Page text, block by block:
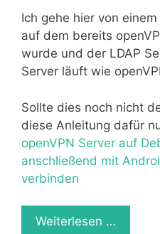
Ich gehe hier von
auf dem bereits
wurde und der LDAP
Server läuft wie
Sollte dies noch nicht
diese Anleitung dafür
openVPN Server auf
anschließend mit
verbinden
Weiterlesen …